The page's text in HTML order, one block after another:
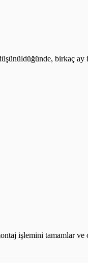
birkaç
işlemini tamamlar ve